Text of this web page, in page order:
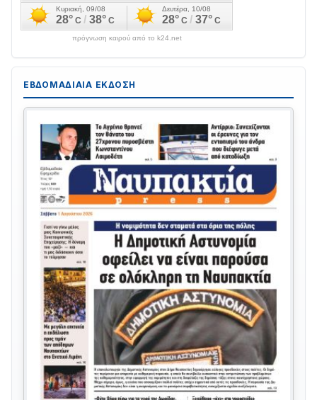
πρόγνωση καιρού από το k24.net